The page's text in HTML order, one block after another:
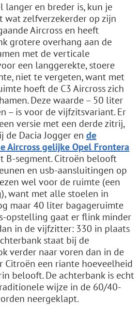
langer en breder is, kun je
wat zelfverzekerder op zijn
Aircross en heeft
grotere overhang aan de
met de verticale
een langgerekte, stoere
niet te vergeten, want met
hoeft de C3 Aircross zich
Deze waarde – 50 liter
– is voor de vijfzitsvariant. Er
versie met een derde zitrij,
Dacia Jogger en de
Aircross gelijke Opel Frontera
B-segment. Citroën belooft
en usb-aansluitingen op
wel voor de ruimte (een
want met alle stoelen in
maar 40 liter bagageruimte
opstelling gaat er flink minder
in de vijfzitter: 330 in plaats
staat bij de
verder naar voren dan in de
Citroën een riante hoeveelheid
belooft. De achterbank is echt
wijze in de 60/40-
neergeklapt.